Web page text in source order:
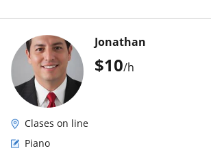
$10/h
Jonathan
Clases on line
Piano